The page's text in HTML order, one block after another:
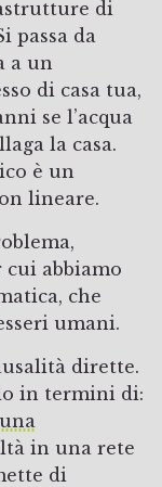
di
passa da
a un
di casa tua,
se l’acqua
la casa.
è un
lineare.
abbiamo
che
umani.
dirette.
in termini di:
in una rete
di